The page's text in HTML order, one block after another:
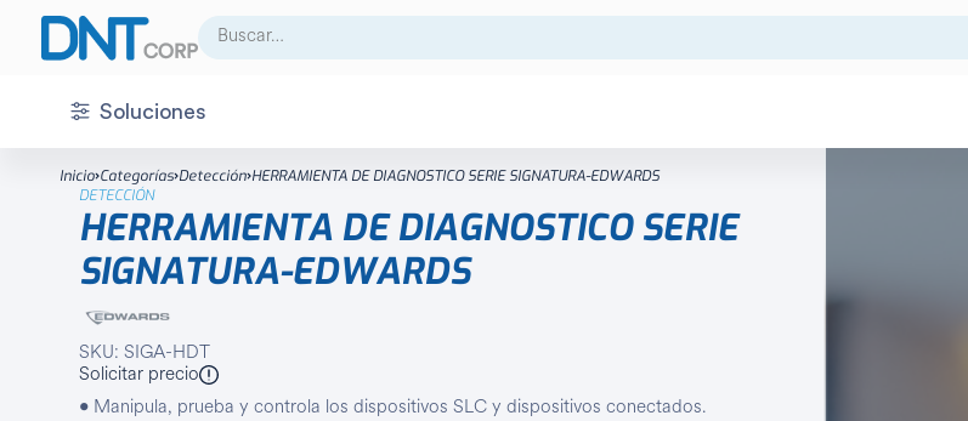
Buscar:
Soluciones
CCTV
Acceso
Audio
Detección
Energía
Accesorio
Almacenamiento
Cámara análoga
Decoder
Licencia
Inicio Categorías Detección HERRAMIENTA DE DIAGNOSTICO SERIE SIGNATURA-EDWARDS
DETECCIÓN
HERRAMIENTA DE DIAGNOSTICO SERIE
SIGNATURA-EDWARDS
SKU: SIGA-HDT
Solicitar precio
• Manipula, prueba y controla los dispositivos SLC y dispositivos conectados.